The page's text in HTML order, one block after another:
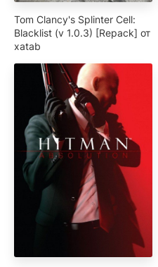
Tom Clancy's Splinter Cell:
Blacklist (v 1.0.3) [Repack] от
xatab